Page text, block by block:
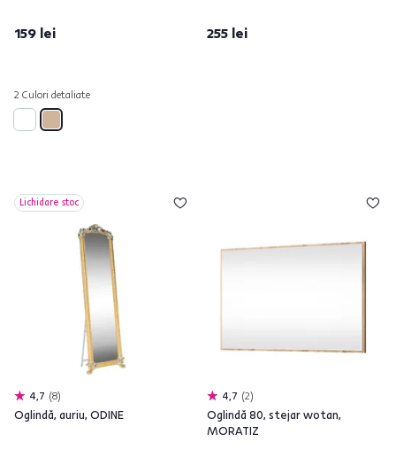
159 lei
2 Culori detaliate
255 lei
Lichidare stoc
4,7 8
Oglindă, auriu, ODINE
4,7 2
Oglindă 80, stejar wotan,
MORATIZ